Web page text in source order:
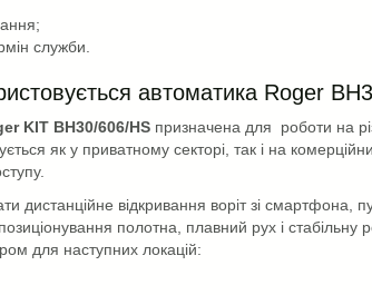
служби.
автоматика Roger
KIT BH30/606/HS призначена для
роботи на
як у приватному секторі, так і на
дистанційне відкривання воріт зі смартфона,
полотна, плавний рух і стабільну
для наступних локацій: